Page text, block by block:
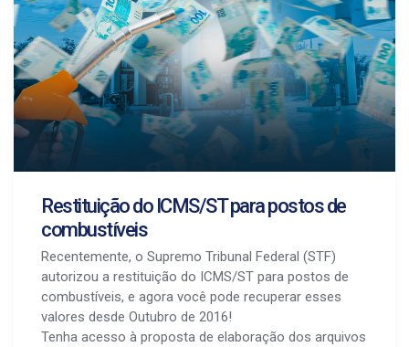
Restituição do ICMS/ST para postos de
combustíveis
Recentemente, o Supremo Tribunal Federal (STF)
autorizou a restituição do ICMS/ST para postos de
combustíveis, e agora você pode recuperar esses
valores desde Outubro de 2016!
Tenha acesso à proposta de elaboração dos arquivos